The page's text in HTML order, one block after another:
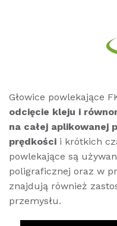
Głowice powlekające
odcięcie kleju i
na całej aplikowanej
prędkości i krótkich
powlekające są
poligraficznej oraz w
znajdują również
przemysłu.